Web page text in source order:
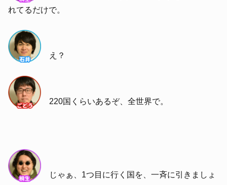
れてるだけで。
え？
220国くらいあるぞ、全世界で。
じゃぁ、1つ目に行く国を、一斉に引きましょ